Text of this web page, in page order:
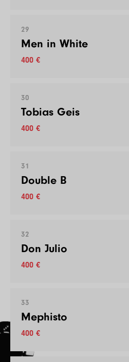
29
Men in White
400 €
30
Tobias Geis
400 €
31
Double B
400 €
32
Don Julio
400 €
33
Mephisto
400 €